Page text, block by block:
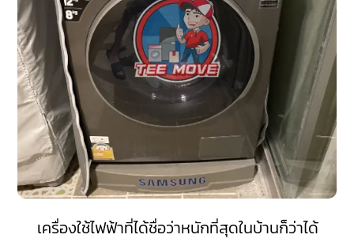
เครื่องใช้ไฟฟ้าที่ได้ชื่อว่าหนักที่สุดในบ้านก็ว่าได้